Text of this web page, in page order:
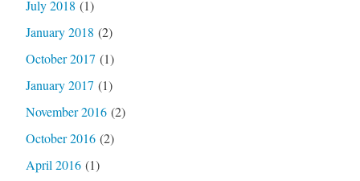
July 2018 (1)
January 2018 (2)
October 2017 (1)
January 2017 (1)
November 2016(2)
October 2016(2)
April 2016(1)